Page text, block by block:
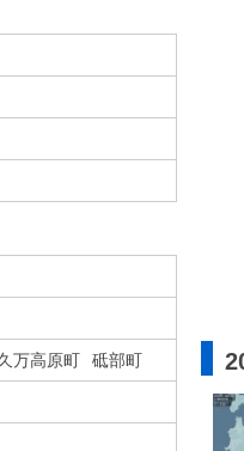
万高原町 砥部町